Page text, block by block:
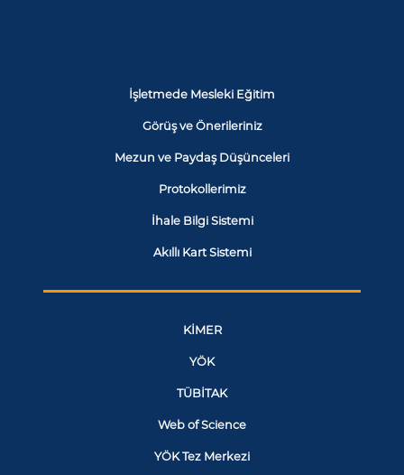
İşletmede Mesleki Eğitim
Görüş ve Önerileriniz
Mezun ve Paydaş Düşünceleri
Protokollerimiz
İhale Bilgi Sistemi
Akıllı Kart Sistemi
KİMER
YÖK
TÜBİTAK
Web of Science
YÖK Tez Merkezi